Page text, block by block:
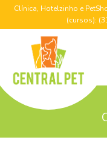
Clínica, Hotelzinho e
(cursos):